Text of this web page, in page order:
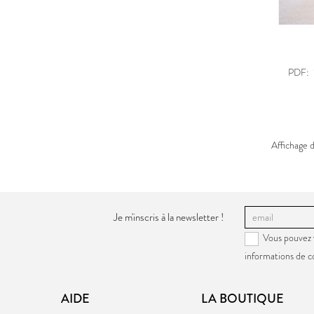
PDF:
Affichage
Je m'inscris à la newsletter !
Vous
informations de
AIDE LA BOUTIQUE